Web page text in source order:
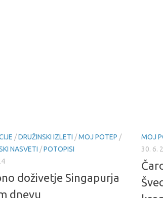
/DRUŽINSKI IZLETI /MOJ POTEP /
NASVETI /POTOPISI
doživetje Singapurja
dnevu
MOJ
30. 6.